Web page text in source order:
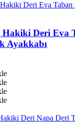
Hakiki Deri Eva
Ayakkabı